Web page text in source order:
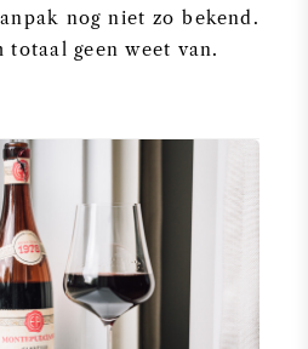
nog niet zo bekend.
totaal geen weet van.